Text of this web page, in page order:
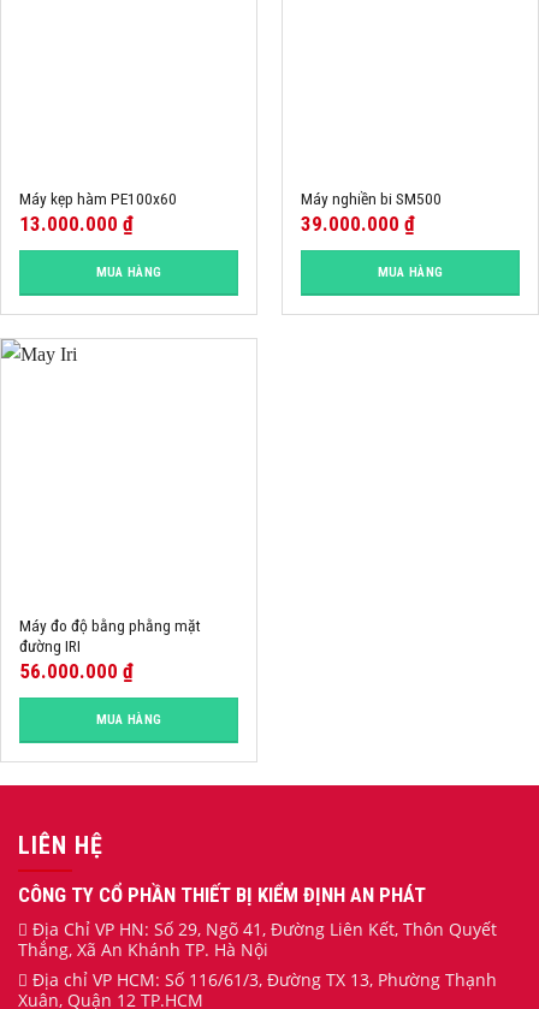
Máy kẹp hàm PE100x60
13.000.000 ₫
MUA HÀNG
Máy nghiền bi SM500
39.000.000 ₫
MUA HÀNG
Máy đo độ bằng phằng mặt
đường IRI
56.000.000 ₫
MUA HÀNG
LIÊN HỆ
CÔNG TY CỔ PHẦN THIẾT BỊ KIỂM ĐỊNH AN PHÁT
Địa Chỉ VP HN: Số 29, Ngõ 41, Đường Liên Kết, Thôn Quyết
Thắng, Xã An Khánh TP. Hà Nội
Địa chỉ VP HCM: Số 116/61/3, Đường TX 13, Phường Thạnh
Xuân, Quận 12 TP.HCM